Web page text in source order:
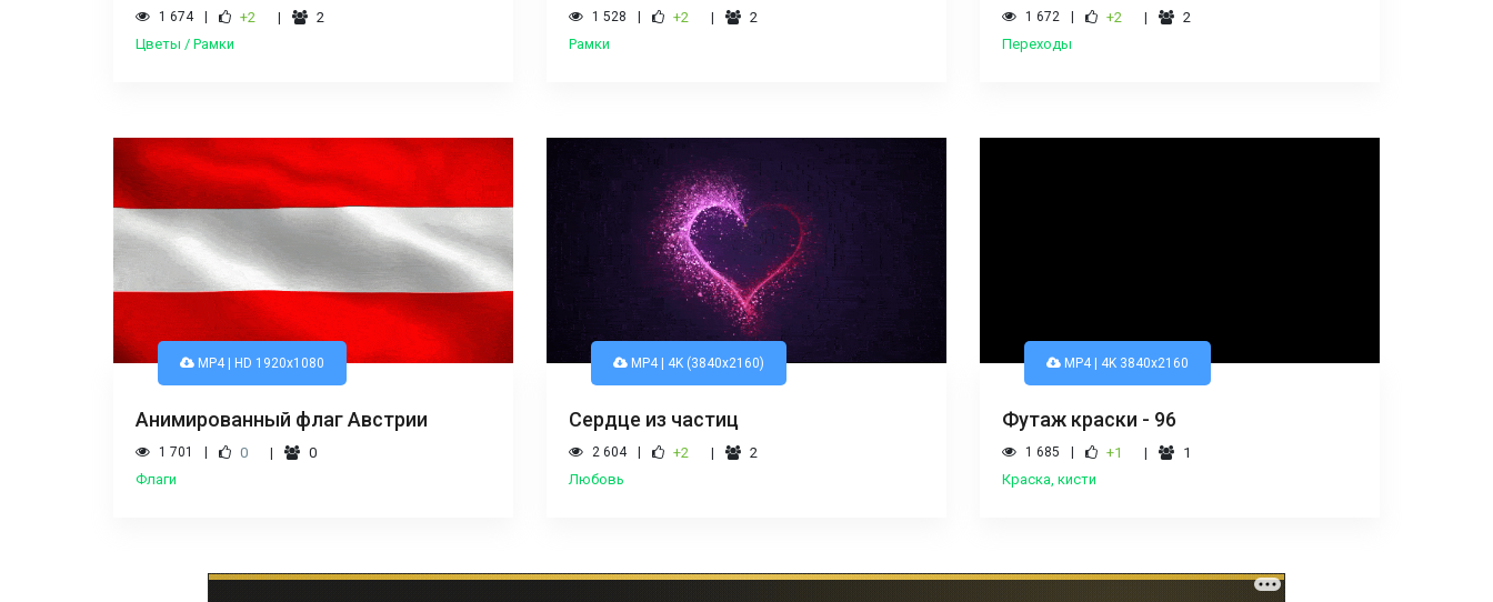
1 674 +2
2
Цветы / Рамки
1 528 +2
2
Рамки
1 672 +2
2
Переходы
MP4 | HD 1920x1080
Анимированный флаг Австрии
1 701 0
0
Флаги
MP4 | 4K (3840x2160)
Сердце из частиц
2 604 +2
2
Любовь
MP4 | 4K 3840х2160
Футаж краски - 96
1 685 +1
1
Краска, кисти